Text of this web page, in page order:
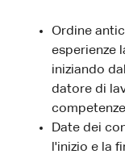
Ordine
esperienze
iniziando
datore di
Date dei
l'inizio e la